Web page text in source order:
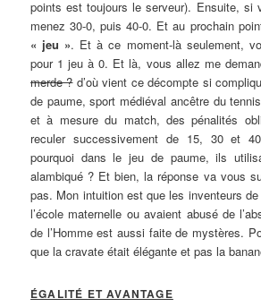
points est toujours le serveur). Ensuite, si
menez 30-0, puis 40-0. Et au prochain
« jeu ». Et à ce moment-là seulement,
pour 1 jeu à 0. Et là, vous allez me
merde ?d’où vient ce décompte si
de paume, sport médiéval ancêtre du
et à mesure du match, des pénalités
reculer successivement de 15, 30 et
pourquoi dans le jeu de paume, ils
alambiqué ? Et bien, la réponse va vous
pas. Mon intuition est que les inventeurs
l’école maternelle ou avaient abusé de
de l’Homme est aussi faite de mystères.
que la cravate était élégante et pas la
ÉGALITÉ ET AVANTAGE